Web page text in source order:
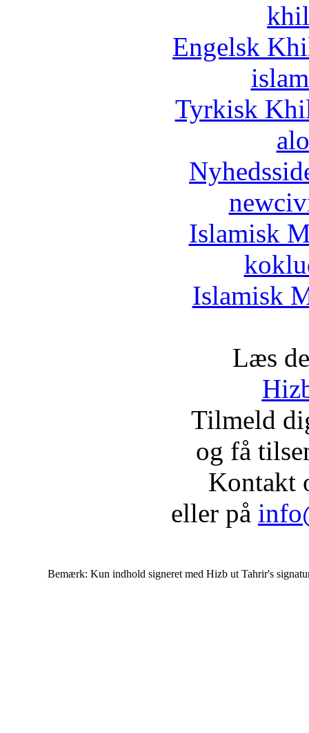
Engelsk
Tyrkisk
Islamisk
Islamisk
Læs
Tilmeld
og få
Kontakt
eller på
Bemærk: Kun indhold signeret med Hizb ut Tahrir's